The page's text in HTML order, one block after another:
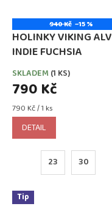
940 Kč –15 %
HOLINKY VIKING ALV
INDIE FUCHSIA
SKLADEM (1 KS)
790 Kč
Měrná
cena:
790 Kč / 1 ks
DETAIL
23 30
Tip